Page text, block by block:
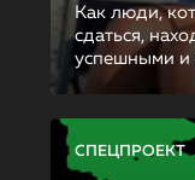
Как люди,
сдаться,
успешными и
СПЕЦПРОЕКТ